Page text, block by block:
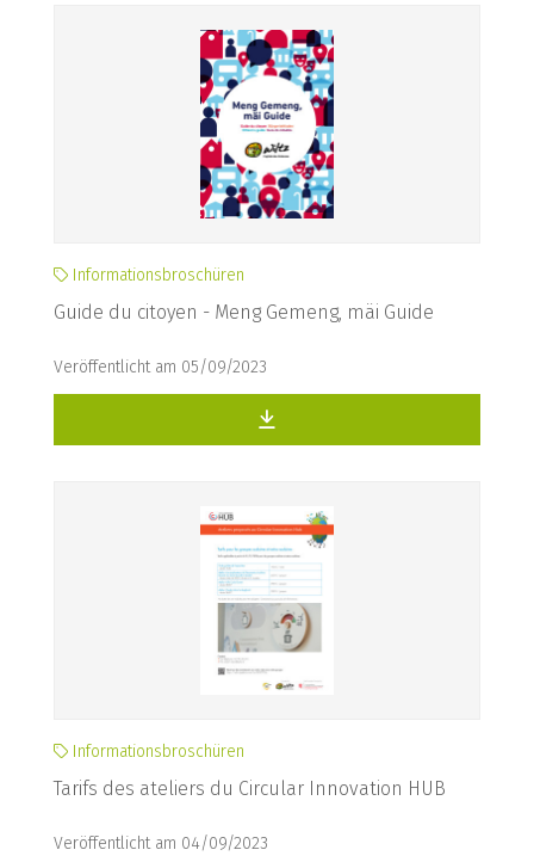
Informationsbroschüren
Guide du citoyen - Meng Gemeng, mäi Guide
Veröffentlicht am 05/09/2023
Informationsbroschüren
Tarifs des ateliers du Circular Innovation HUB
Veröffentlicht am 04/09/2023